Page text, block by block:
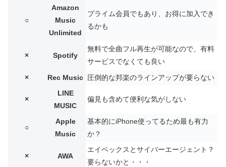
○
Amazon
Music
Unlimited
プライム会員でもあり、お得に加入でき
るかも
× Spotify
無料で全曲フル再生が可能なので、有料
サービスでなくても良い
×
Rec Music 圧倒的な邦楽のラインアップが要らない
×
LINE
MUSIC
偏見も含めて便利な気がしない
○
Apple
Music
基本的にiPhone使ってるため最も有力
か？
× AWA
エイベックスとサイバーエージェント？
要らないかと・・・